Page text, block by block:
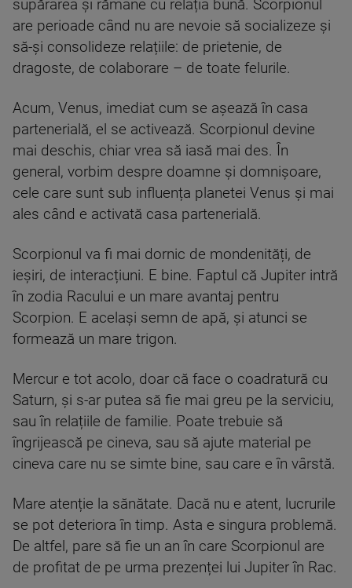
supărarea și rămâne cu relația bună. Scorpionul
are perioade când nu are nevoie să socializeze și
să-și consolideze relațiile: de prietenie, de
dragoste, de colaborare – de toate felurile.
Acum, Venus, imediat cum se așează în casa
partenerială, el se activează. Scorpionul devine
mai deschis, chiar vrea să iasă mai des. În
general, vorbim despre doamne și domnișoare,
cele care sunt sub influența planetei Venus și mai
ales când e activată casa partenerială.
Scorpionul va fi mai dornic de mondenități, de
ieșiri, de interacțiuni. E bine. Faptul că Jupiter intră
în zodia Racului e un mare avantaj pentru
Scorpion. E același semn de apă, și atunci se
formează un mare trigon.
Mercur e tot acolo, doar că face o coadratură cu
Saturn, și s-ar putea să fie mai greu pe la serviciu,
sau în relațiile de familie. Poate trebuie să
îngrijească pe cineva, sau să ajute material pe
cineva care nu se simte bine, sau care e în vârstă.
Mare atenție la sănătate. Dacă nu e atent, lucrurile
se pot deteriora în timp. Asta e singura problemă.
De altfel, pare să fie un an în care Scorpionul are
de profitat de pe urma prezenței lui Jupiter în Rac.